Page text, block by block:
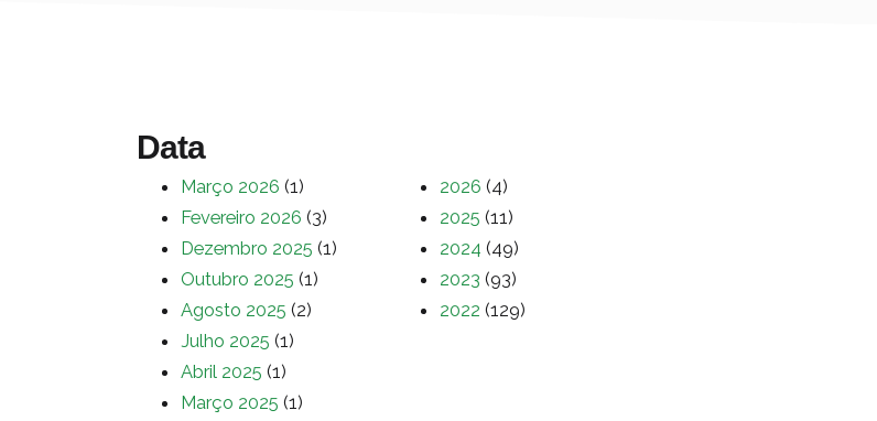
Data
Março 2026 (1)
Fevereiro 2026 (3)
Dezembro 2025 (1)
Outubro 2025 (1)
Agosto 2025 (2)
Julho 2025 (1)
Abril 2025 (1)
Março 2025 (1)
2026 (4)
2025 (11)
2024 (49)
2023 (93)
2022 (129)